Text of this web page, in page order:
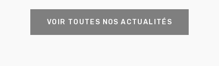
VOIR TOUTES NOS ACTUALITÉS